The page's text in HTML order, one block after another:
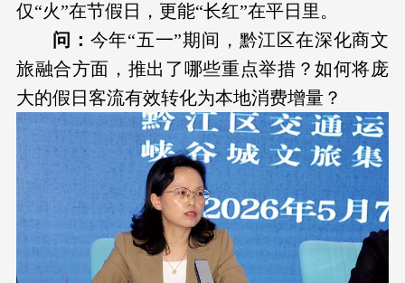
仅“火”在节假日，更能“长红”在平日里。
问： 今年“五一”期间，黔江区在深化商文
旅融合方面，推出了哪些重点举措？如何将庞
大的假日客流有效转化为本地消费增量？